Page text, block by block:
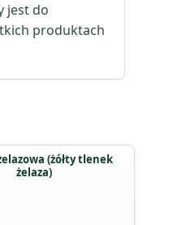
jest do
produktach
(żółty tlenek
żelaza)